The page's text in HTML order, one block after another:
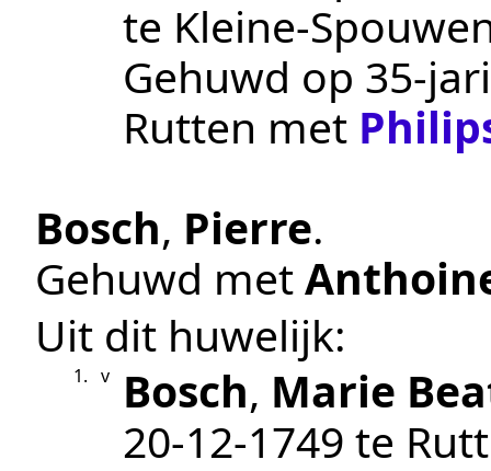
te Kleine-
Gehuwd op 35-
Rutten met
Bosch, Pierre.
Gehuwd met
Uit dit huwelijk:
1. v Bosch, Marie
20‑12‑1749 te